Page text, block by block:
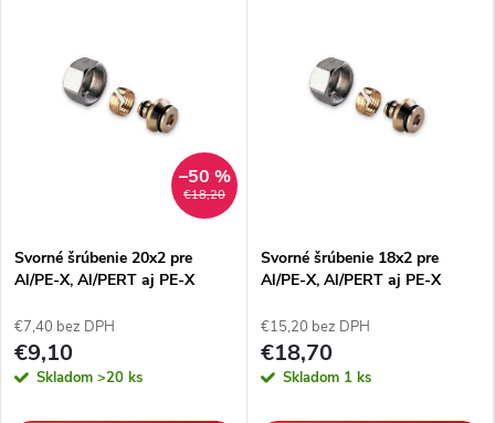
€18,20
–50 %
Svorné šrúbenie 20x2 pre
Al/PE-X, Al/PERT aj PE-X
€7,40 bez DPH
€9,10
Skladom >20 ks
Svorné šrúbenie 18x2 pre
Al/PE-X, Al/PERT aj PE-X
€15,20 bez DPH
€18,70
Skladom 1 ks